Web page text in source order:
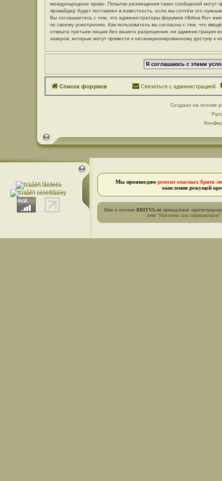
международное право. Попытки размещения таких сообщений
провайдер будет поставлен в известность, если мы сочтём это
Вы соглашаетесь с тем, что администраторы форумов «Britva.Ru»
по своему усмотрению. Как пользователь вы согласны с тем, что
открыта третьим лицам без вашего разрешения, ни администрация
хакеров, которые могут привести к несанкционированному доступу к
Список форумов Связаться с администрацией
Создано на основе
Мы производим ремонт опасных бритв
окисления режущей
Имя и логотип BRITVA.ru принадлежат
сети "Магазины для парикмахеров"